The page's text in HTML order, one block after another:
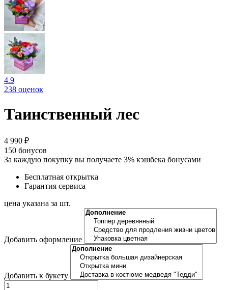
4.9
238 оценок
Таинственный лес
4 990 ₽
150 бонусов
За каждую покупку вы получаете 3% кэшбека бонусами
Бесплатная открытка
Гарантия сервиса
цена указана за шт.
Добавить оформление
Добавить к букету